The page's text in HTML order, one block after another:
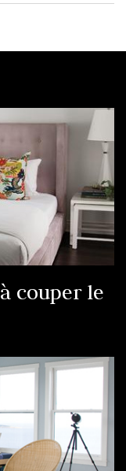
couper le